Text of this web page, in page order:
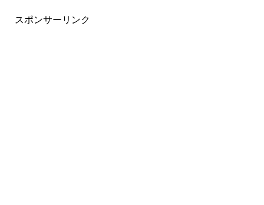
スポンサーリンク